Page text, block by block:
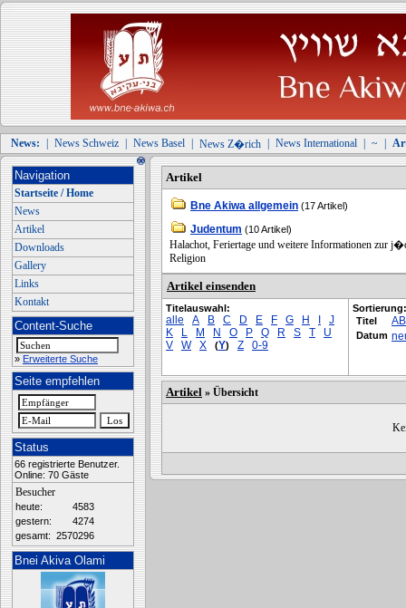
News: News Schweiz News Basel News Z�rich News International ~
Navigation
Startseite / Home
News
Artikel
Downloads
Gallery
Links
Kontakt
Content-Suche
» Erweiterte Suche
Seite empfehlen
Status
66 registrierte Benutzer.
Online: 70 Gäste
Besucher
heute:
4583
gestern:
4274
gesamt: 2570296
Bnei Akiva Olami
Artikel
Bne Akiwa allgemein (17 Artikel)
Judentum (10 Artikel)
Halachot, Feriertage und weitere Informationen zur
Religion
Artikel einsenden
Titelauswahl:
alle A B C D E F G H
J
K
L M N O P Q R S T
U
V
W X (Y) Z 0-9
Sortierung:
Titel
Datum
Artikel » Übersicht